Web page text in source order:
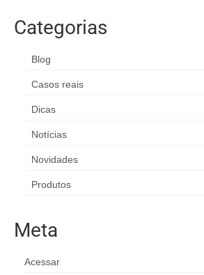
Categorias
Blog
Casos reais
Dicas
Notícias
Novidades
Produtos
Meta
Acessar